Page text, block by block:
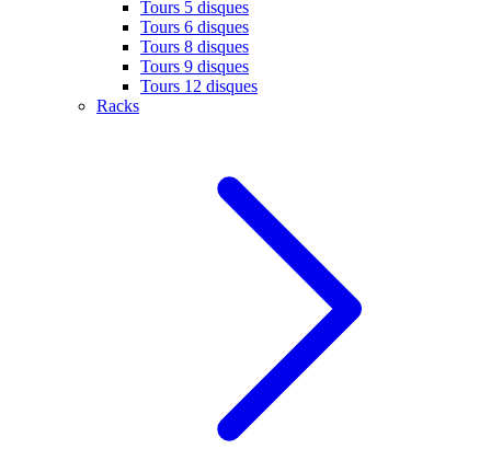
Tours 5 disques
Tours 6 disques
Tours 8 disques
Tours 9 disques
Tours 12 disques
Racks